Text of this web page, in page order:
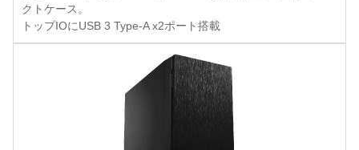
クトケース。
トップIOにUSB 3 Type-A x2ポート搭載